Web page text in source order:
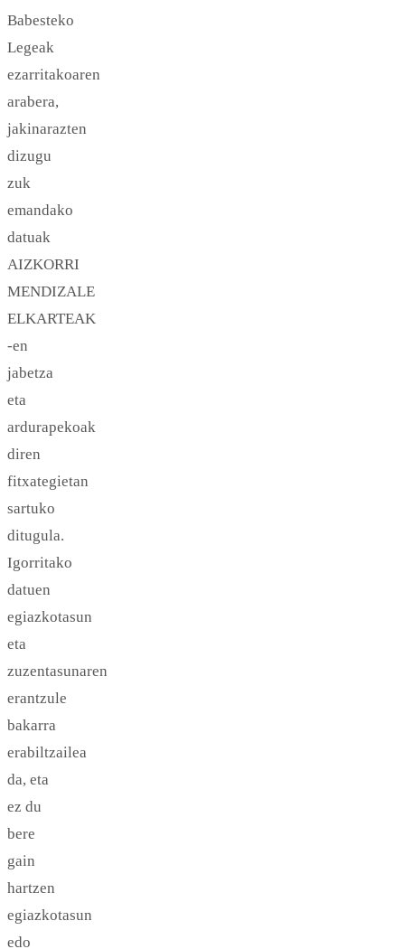
Babesteko
Legeak
ezarritakoaren
arabera,
jakinarazten
dizugu
zuk
emandako
datuak
AIZKORRI
MENDIZALE
ELKARTEAK
-en
jabetza
eta
ardurapekoak
diren
fitxategietan
sartuko
ditugula.
Igorritako
datuen
egiazkotasun
eta
zuzentasunaren
erantzule
bakarra
erabiltzailea
da, eta
ez du
bere
gain
hartzen
egiazkotasun
edo